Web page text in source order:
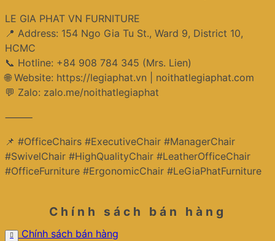
LE GIA PHAT VN FURNITURE
📍 Address: 154 Ngo Gia Tu St., Ward 9, District 10,
HCMC
📞 Hotline: +84 908 784 345 (Mrs. Lien)
🌐 Website: https://legiaphat.vn | noithatlegiaphat.com
💬 Zalo: zalo.me/noithatlegiaphat
⸻
📌 #OfficeChairs #ExecutiveChair #ManagerChair
#SwivelChair #HighQualityChair #LeatherOfficeChair
#OfficeFurniture #ErgonomicChair #LeGiaPhatFurniture
Chính sách bán hàng
Chính sách bán hàng